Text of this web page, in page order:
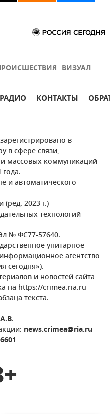
ВИЗУАЛ
РАДИО КОНТАКТЫ
в
в сфере связи,
массовых коммуникаций
и автоматического
2023 г.)
технологий
№ ФС77-57640.
унитарное
агентство
сегодня»).
и новостей сайта
на https://crimea.ria.ru
текста.
news.crimea@ria.ru